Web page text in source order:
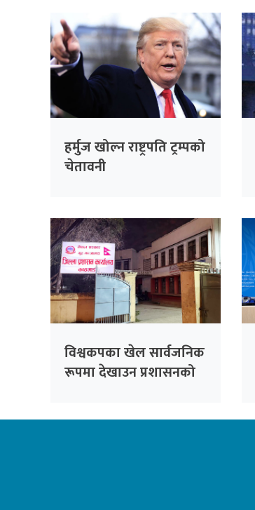
हर्मुज खोल्न राष्ट्रपति ट्रम्पको
चेतावनी
विश्वकपका खेल सार्वजनिक
रूपमा देखाउन प्रशासनको